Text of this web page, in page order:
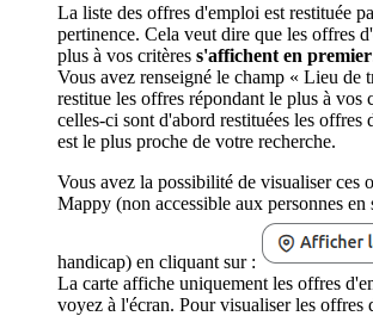
La liste des offres d'emploi est restituée
pertinence. Cela veut dire que les offres
plus à vos critères s'affichent en premier
Vous avez renseigné le champ « Lieu de
restitue les offres répondant le plus à vos
celles-ci sont d'abord restituées les offres
est le plus proche de votre recherche.
Vous avez la possibilité de visualiser ces
Mappy (non accessible aux personnes en
handicap) en cliquant sur :
La carte affiche uniquement les offres
voyez à l'écran. Pour visualiser les offres